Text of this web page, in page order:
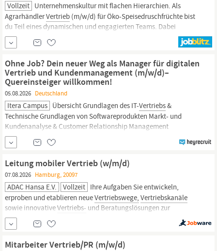
Vollzeit Unternehmenskultur mit flachen Hierarchien. Als
AgrarhändlerVertrieb (m/w/d) für Öko-Speisedruschfrüchte bist
du Teil eines dynamischen und engagierten Teams. Dabei
arbeitest du Hand in Hand mit Kolleginnen und Kollegen, die den
Einkauf von Speise- und Futtergetreide, Ölsaaten sowie Saatgut
Ohne Job? Dein neuer Weg als Manager für digitalen
Vertrieb und Kundenmanagement (m/w/d)–
Quereinsteiger willkommen!
05.08.2026 Deutschland
Itera Campus Übersicht Grundlagen des IT-Vertriebs&
Technische Grundlagen von Softwareprodukten Markt- und
Kundenanalyse & Customer Relationship Management
Kommunikation im
Prozessanalyse im
& SaaS Leadakquise Sales Automation
& Agiles Projekt- und & Anforderungsmanagement Leadership im
Vertrieb/ Abschlussprojekt...
Leitung mobiler Vertrieb (w/m/d)
07.08.2026 Hamburg, 20097
ADAC Hansa E.V. Vollzeit Ihre Aufgaben Sie entwickeln,
erproben und etablieren neueVertriebswege, Vertriebskanäle
sowie innovativeVertriebs- und Beratungslösungen zur
Gewinnung neuer Kunden und Mitglieder. Sie analysieren die
Customer Journey, identifizieren relevante Kunden-Touchpoints
und entwickeln Maßnahmen zur Neukundengewinnung,...
Mitarbeiter Vertrieb/PR (m/w/d)